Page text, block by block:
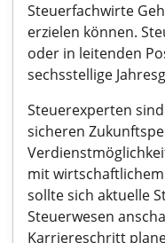
Steuerfachwirte
erzielen können.
oder in leitenden
sechsstellige
Steuerexperten
sicheren
mit
sollte sich aktuelle
Steuerwesen
Karriereschritt